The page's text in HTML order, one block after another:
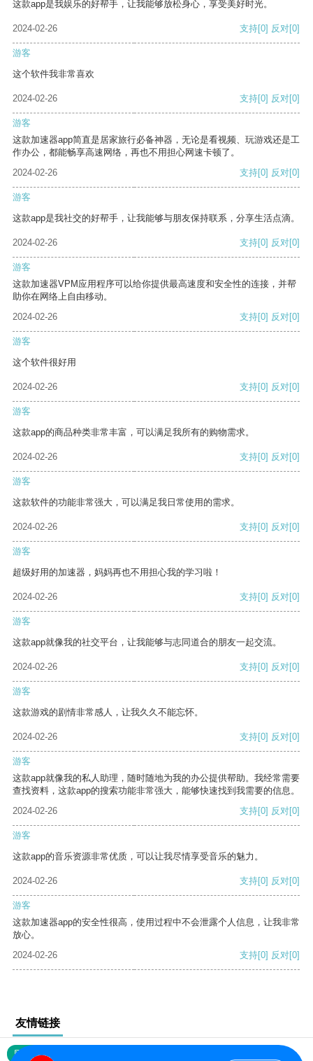
这款app是我娱乐的好帮手，让我能够放松身心，享受美好时光。
2024-02-26 支持[0] 反对[0]
游客
这个软件我非常喜欢
2024-02-26 支持[0] 反对[0]
游客
这款加速器app简直是居家旅行必备神器，无论是看视频、玩游戏还是工
作办公，都能畅享高速网络，再也不用担心网速卡顿了。
2024-02-26
支持[0] 反对[0]
游客
这款app是我社交的好帮手，让我能够与朋友保持联系，分享生活点滴。
2024-02-26 支持[0] 反对[0]
游客
这款加速器VPM应用程序可以给你提供最高速度和安全性的连接，并帮
助你在网络上自由移动。
2024-02-26
支持[0] 反对[0]
游客
这个软件很好用
2024-02-26 支持[0] 反对[0]
游客
这款app的商品种类非常丰富，可以满足我所有的购物需求。
2024-02-26 支持[0] 反对[0]
游客
这款软件的功能非常强大，可以满足我日常使用的需求。
2024-02-26 支持[0] 反对[0]
游客
超级好用的加速器，妈妈再也不用担心我的学习啦！
2024-02-26 支持[0] 反对[0]
游客
这款app就像我的社交平台，让我能够与志同道合的朋友一起交流。
2024-02-26 支持[0] 反对[0]
游客
这款游戏的剧情非常感人，让我久久不能忘怀。
2024-02-26 支持[0] 反对[0]
游客
这款app就像我的私人助理，随时随地为我的办公提供帮助。我经常需要
查找资料，这款app的搜索功能非常强大，能够快速找到我需要的信息。
2024-02-26
支持[0] 反对[0]
游客
这款app的音乐资源非常优质，可以让我尽情享受音乐的魅力。
2024-02-26 支持[0] 反对[0]
游客
这款加速器app的安全性很高，使用过程中不会泄露个人信息，让我非常
放心。
2024-02-26
支持[0] 反对[0]
友情链接
网站地图